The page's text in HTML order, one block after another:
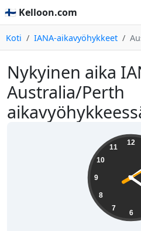
🇫🇮 Kelloon.com
Koti IANA-aikavyöhykkeet
Nykyinen aika
Australia/Perth
12
6
7
8
9
10
11